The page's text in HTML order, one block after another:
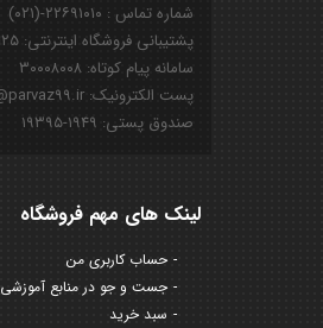
شماره تماس : ۲۲۶۹۱۰۱۰-(۰۲۱)
پشتیبانی فروشگاه اینترنتی: ۰۹۱۲۸۵۰۱۱۲۵
سامانه پیام کوتاه: ۳۰۰۰۸۰۰۸
پست الکترونیک: info@parvaz99.ir
صندوق پستی: ۱۹۴۹-۱۹۳۹۵
لینک های مهم فروشگاه
حساب کاربری من
جست و جو در منابع آموزشی
سبد خرید